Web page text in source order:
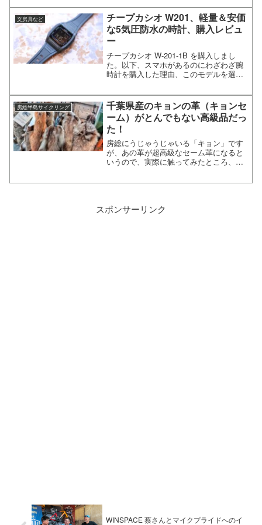
いておかないと！ちなみにプロフィット
ライトの詳細レビューはこちらセーラー
万年筆、プロフィットカジ...
文房具など
チープカシオ W201、軽量＆安価
な5気圧防水の時計、購入レビュ
ー
チープカシオ W-201-1B を購入しまし
た。以下、スマホがあるのにわざわざ腕
時計を購入した理由、このモデルを選択
います。CASIO（カシオ） W-201-1B の
購入レビューCASIO W-201-1...
房総半島サイクリング
千葉県産のキョンの革（キョンセ
ーム）がとんでもない高級品だっ
た！
房総にうじゃうじゃいる「キョン」です
が、あの革が超高級なセーム革になると
いうので、実際に触ってみたところ、あ
ホの画面やレンズを拭いたらたちまちク
スポンサーリンク
WINSPACE 蔡さんとマイクプライドへのイ